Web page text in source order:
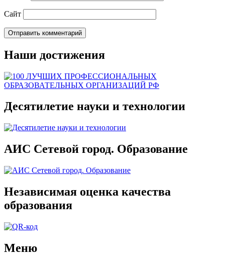
Сайт
Наши достижения
Десятилетие науки и технологии
АИС Сетевой город. Образование
Независимая оценка качества
образования
Меню